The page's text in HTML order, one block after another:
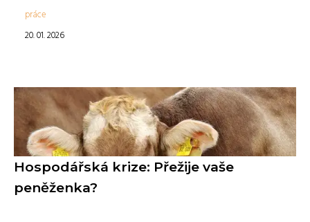
práce
20. 01. 2026
Hospodářská krize: Přežije vaše
peněženka?